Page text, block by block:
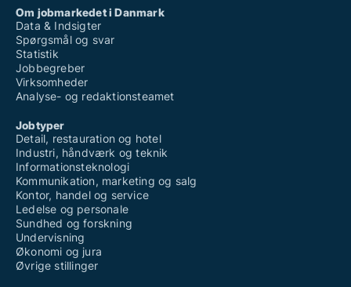
Om jobmarkedet i Danmark
Data & Indsigter
Spørgsmål og svar
Statistik
Jobbegreber
Virksomheder
Analyse- og redaktionsteamet
Jobtyper
Detail, restauration og hotel
Industri, håndværk og teknik
Informationsteknologi
Kommunikation, marketing og salg
Kontor, handel og service
Ledelse og personale
Sundhed og forskning
Undervisning
Økonomi og jura
Øvrige stillinger